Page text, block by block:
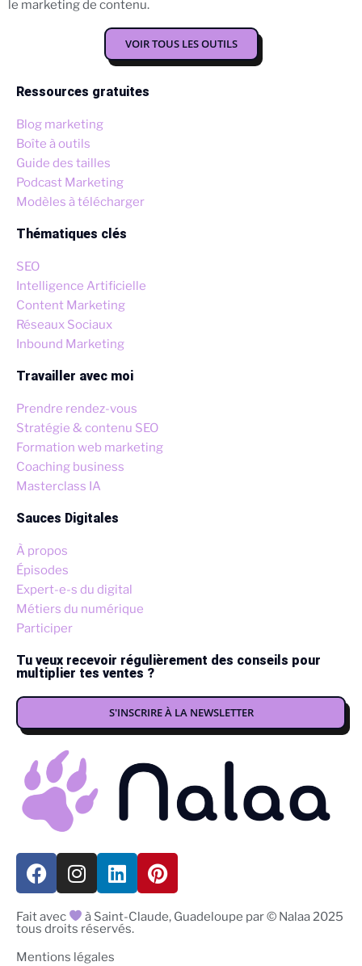
le marketing de contenu.
VOIR TOUS LES OUTILS
Ressources gratuites
Blog marketing
Boîte à outils
Guide des tailles
Podcast Marketing
Modèles à télécharger
Thématiques clés
SEO
Intelligence Artificielle
Content Marketing
Réseaux Sociaux
Inbound Marketing
Travailler avec moi
Prendre rendez-vous
Stratégie & contenu SEO
Formation web marketing
Coaching business
Masterclass IA
Sauces Digitales
À propos
Épisodes
Expert-e-s du digital
Métiers du numérique
Participer
Tu veux recevoir régulièrement des conseils pour
multiplier tes ventes ?
S'INSCRIRE À LA NEWSLETTER
Fait avec
à Saint-Claude, Guadeloupe par © Nalaa 2025
tous droits réservés.
Mentions légales